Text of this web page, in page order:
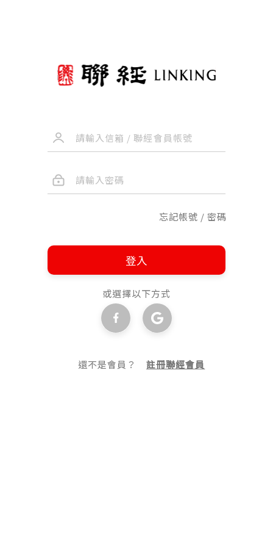
忘記帳號 / 密碼
登入
或選擇以下方式
還不是會員？註冊聯經會員